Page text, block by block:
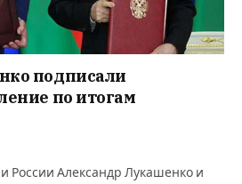
подписали
по итогам
России Александр Лукашенко и